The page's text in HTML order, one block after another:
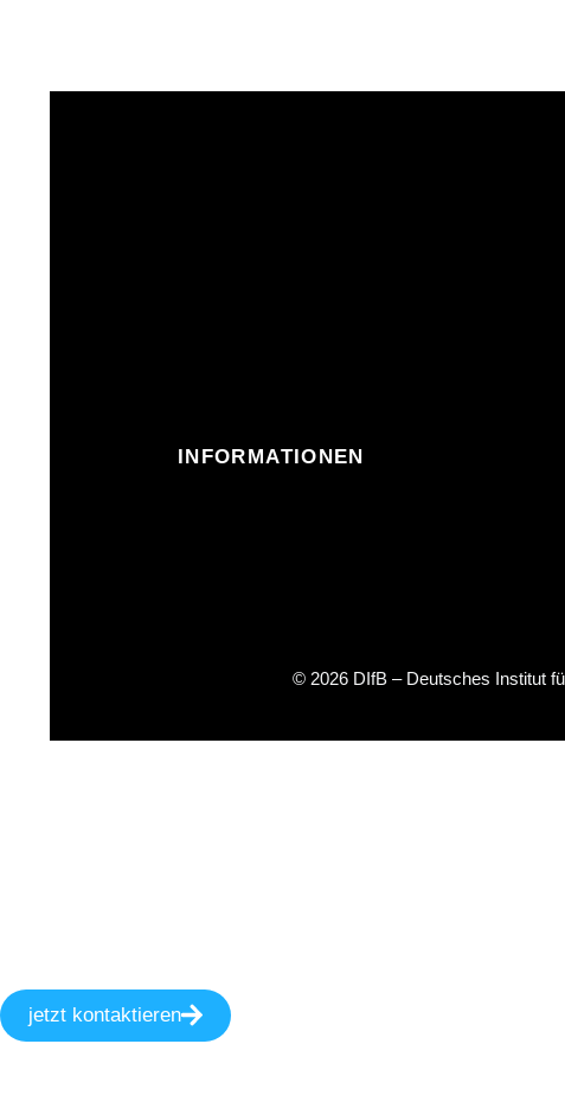
INFORMATIONEN
© 2026 DIfB – Deutsches Institut
jetzt kontaktieren